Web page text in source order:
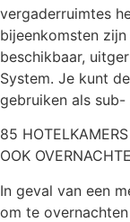
vergaderruimtes
bijeenkomsten
beschikbaar,
System. Je kunt
gebruiken als
85
OOK
In geval van een
om te